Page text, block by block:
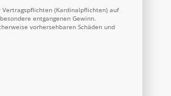
(Kardinalpflichten) auf
entgangenen Gewinn.
vorhersehbaren Schäden und